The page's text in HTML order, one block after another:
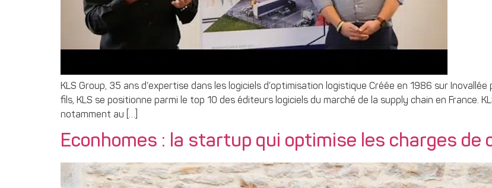
KLS Group, 35 ans d’expertise dans les logiciels d’optimisation logistique Créée en 1986 sur
fils, KLS se positionne parmi le top 10 des éditeurs logiciels du marché de la supply chain en France.
notamment au […]
Econhomes : la startup qui optimise les charges de